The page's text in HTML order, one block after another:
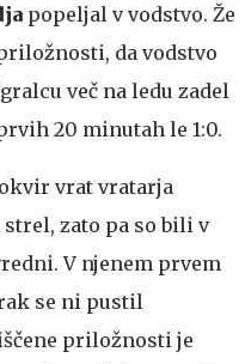
popeljal v vodstvo. Že
da vodstvo
več na ledu zadel
20 minutah le 1:0.
vrat vratarja
zato pa so bili v
V njenem prvem
se ni pustil
priložnosti je